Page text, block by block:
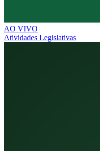
AO VIVO
Atividades Legislativas